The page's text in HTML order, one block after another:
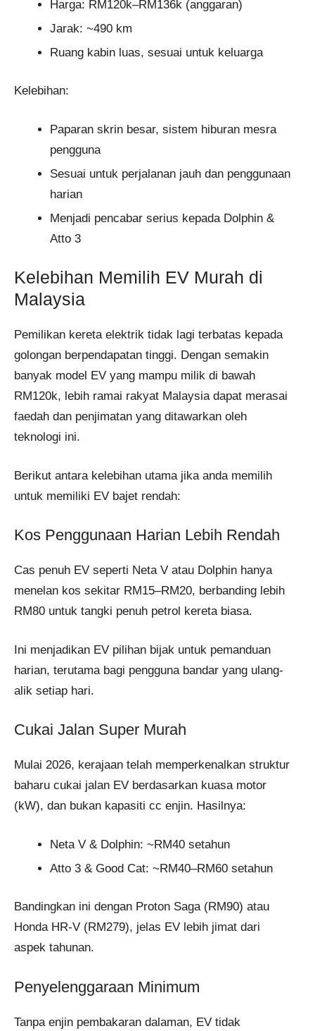
Harga: RM120k–RM136k (anggaran)
Jarak: ~490 km
Ruang kabin luas, sesuai untuk keluarga
Kelebihan:
Paparan skrin besar, sistem hiburan mesra
pengguna
Sesuai untuk perjalanan jauh dan penggunaan
harian
Menjadi pencabar serius kepada Dolphin &
Atto 3
Kelebihan Memilih EV Murah di
Malaysia
Pemilikan kereta elektrik tidak lagi terbatas kepada
golongan berpendapatan tinggi. Dengan semakin
banyak model EV yang mampu milik di bawah
RM120k, lebih ramai rakyat Malaysia dapat merasai
faedah dan penjimatan yang ditawarkan oleh
teknologi ini.
Berikut antara kelebihan utama jika anda memilih
untuk memiliki EV bajet rendah:
Kos Penggunaan Harian Lebih Rendah
Cas penuh EV seperti Neta V atau Dolphin hanya
menelan kos sekitar RM15–RM20, berbanding lebih
RM80 untuk tangki penuh petrol kereta biasa.
Ini menjadikan EV pilihan bijak untuk pemanduan
harian, terutama bagi pengguna bandar yang ulang-
alik setiap hari.
Cukai Jalan Super Murah
Mulai 2026, kerajaan telah memperkenalkan struktur
baharu cukai jalan EV berdasarkan kuasa motor
(kW), dan bukan kapasiti cc enjin. Hasilnya:
Neta V & Dolphin: ~RM40 setahun
Atto 3 & Good Cat: ~RM40–RM60 setahun
Bandingkan ini dengan Proton Saga (RM90) atau
Honda HR-V (RM279), jelas EV lebih jimat dari
aspek tahunan.
Penyelenggaraan Minimum
Tanpa enjin pembakaran dalaman, EV tidak